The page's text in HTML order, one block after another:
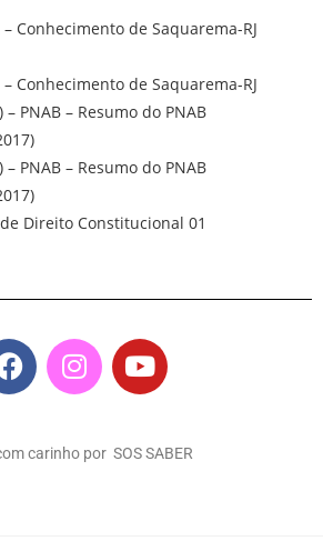
Conhecimento de Saquarema-RJ
Conhecimento de Saquarema-RJ
PNAB – Resumo do PNAB
PNAB – Resumo do PNAB
Direito Constitucional 01
carinho por SOS SABER